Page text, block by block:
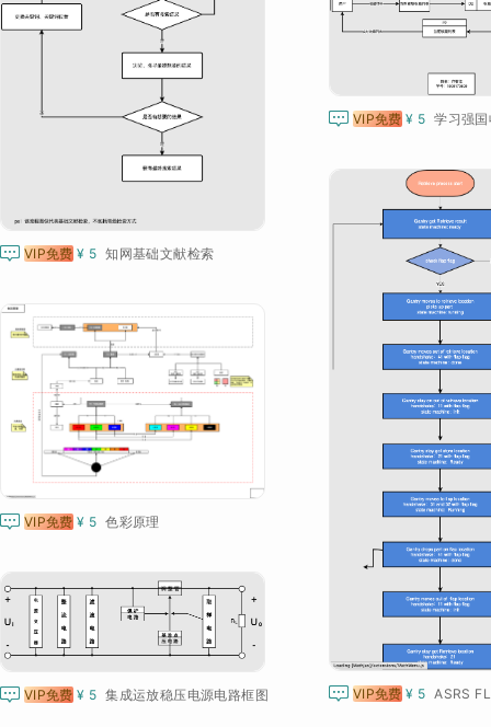
 VIP免费 ¥ 5 知网基础文献检索
 VIP免费 ¥ 5 学习强
 VIP免费 ¥ 5 ASRS
 VIP免费 ¥ 5 色彩原理
 VIP免费 ¥ 5 集成运放稳压电源电路框图